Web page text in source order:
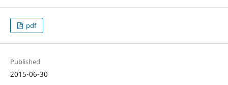
pdf
Published
2015-06-30